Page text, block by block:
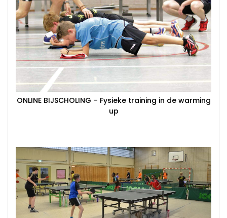
ONLINE BIJSCHOLING – Fysieke training in de warming
up